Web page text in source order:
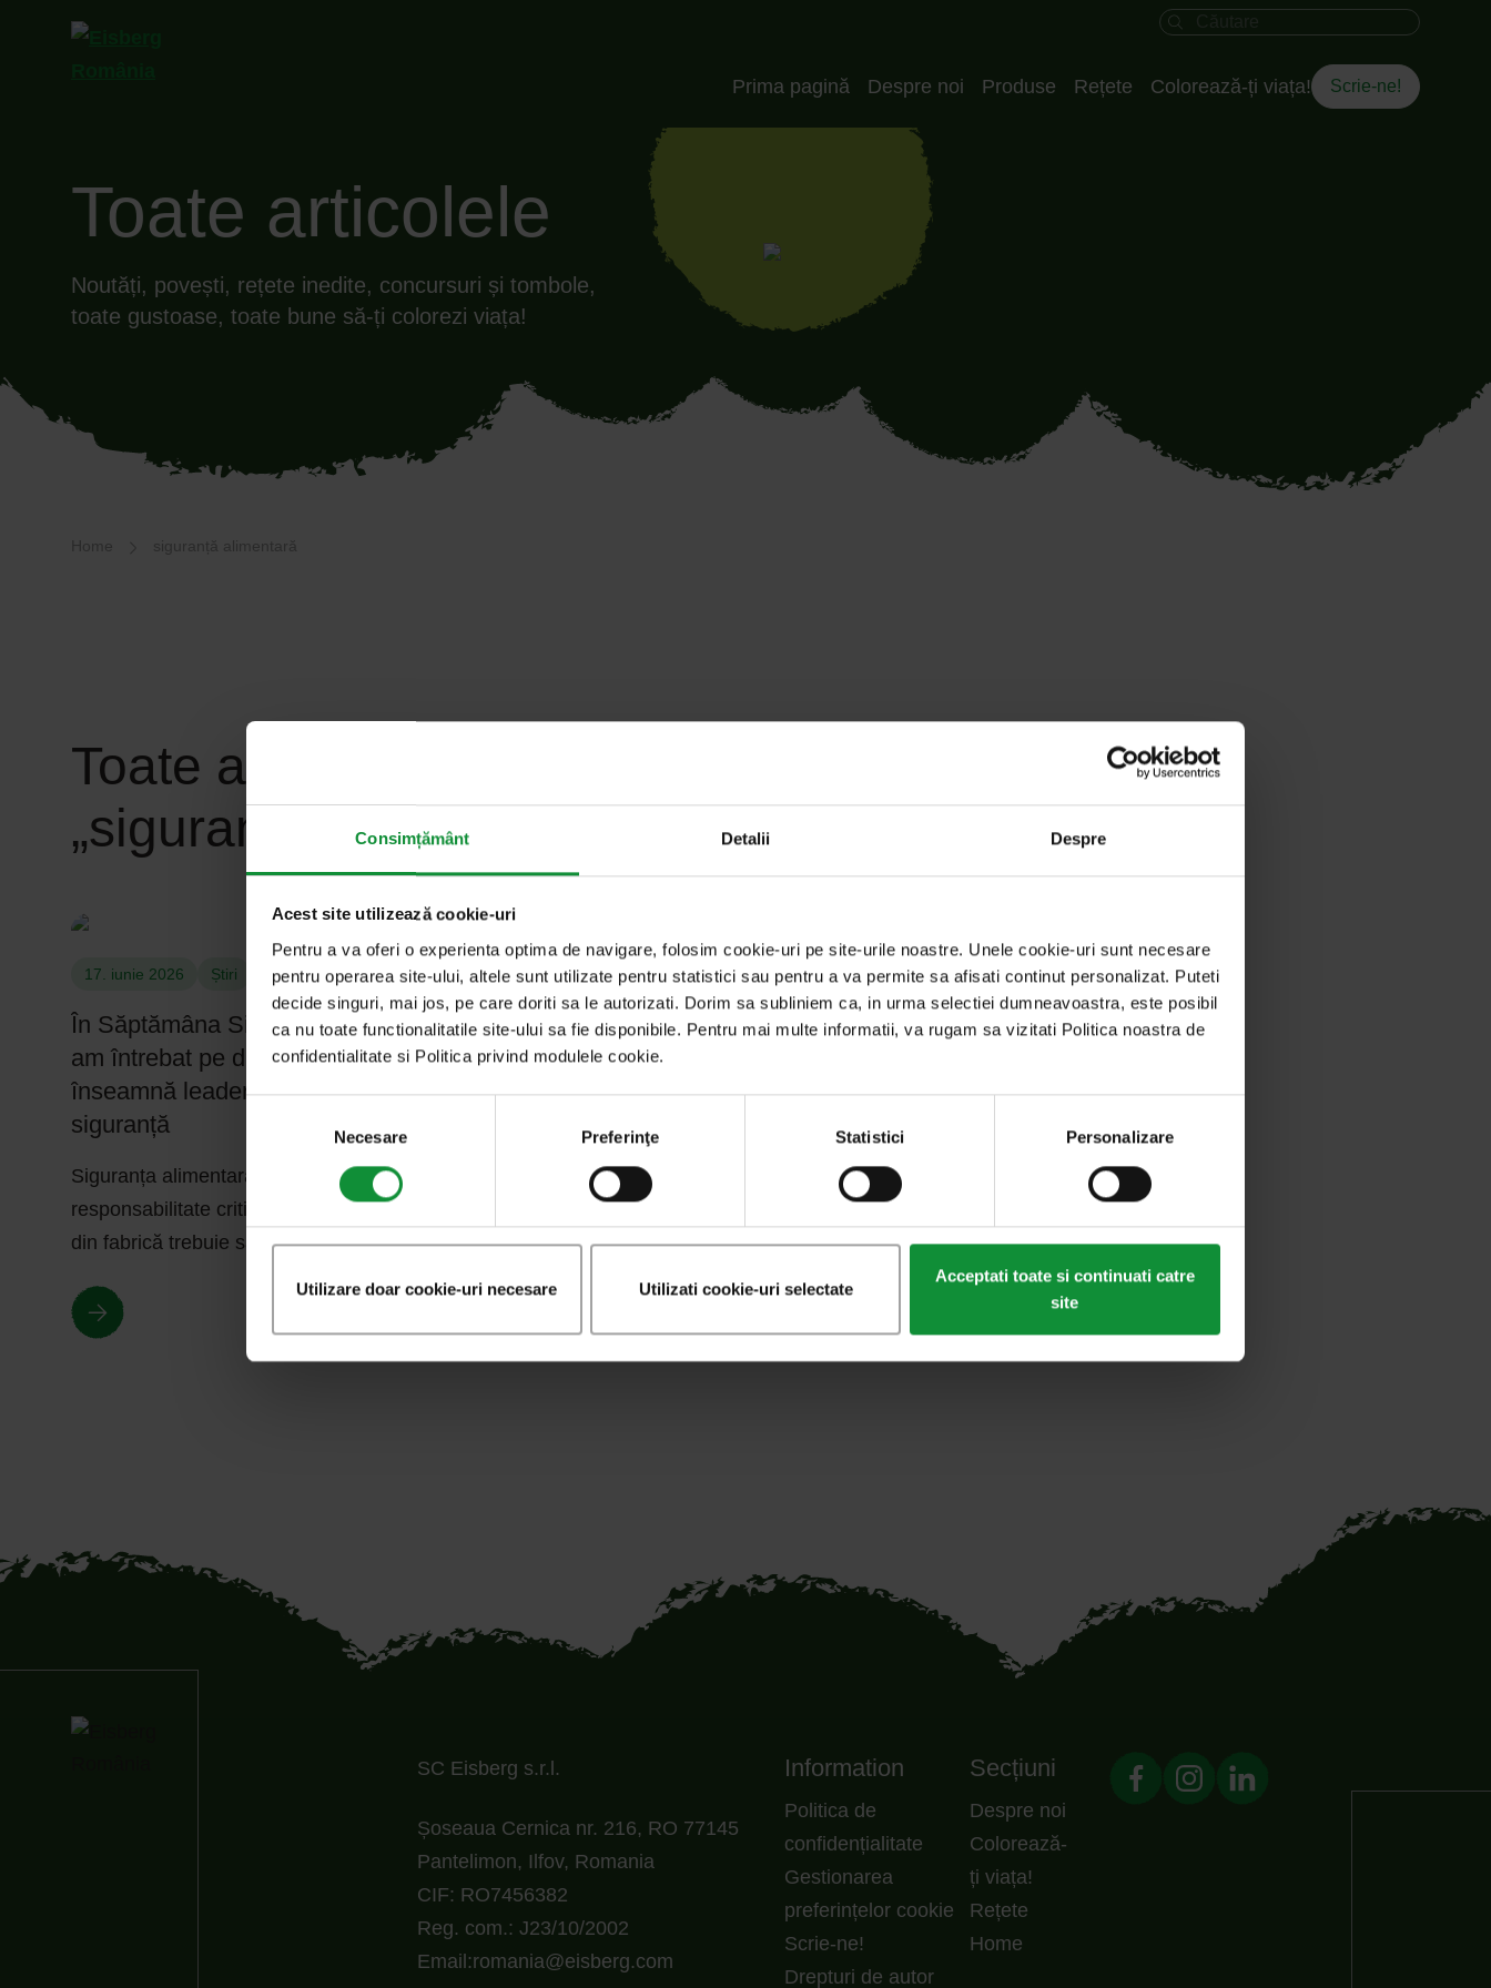
Consimțământ Detalii Despre
Acest site utilizează cookie-uri
Pentru a va oferi o experienta optima de navigare, folosim cookie-uri pe site-urile noastre. Unele cookie-uri sunt necesare
pentru operarea site-ului, altele sunt utilizate pentru statistici sau pentru a va permite sa afisati continut personalizat. Puteti
decide singuri, mai jos, pe care doriti sa le autorizati. Dorim sa subliniem ca, in urma selectiei dumneavoastra, este posibil
ca nu toate functionalitatile site-ului sa fie disponibile. Pentru mai multe informatii, va rugam sa vizitati Politica noastra de
confidentialitate si Politica privind modulele cookie.
consimțământului
Necesare Preferinţe Statistici Personalizare
Utilizare doar cookie-uri necesare Utilizati cookie-uri selectate
Acceptati toate si continuati catre
site
Câmpul de căutare
Header_RO
Prima pagină Despre noi Produse Rețete Colorează-ți viața! Scrie-ne!
Toate articolele
Noutăți, povești, rețete inedite, concursuri și tombole,
toate gustoase, toate bune să-ți colorezi viața!
Toate articolele cu cuvântul cheie
„siguranță alimentară”
Gastro Star. (18.01.2019). Bild Christoph Kaminski (kellenbergerkaminski)
17. iunie 2026
Știri
În Săptămâna Siguranței Alimentare, l-
am întrebat pe directorul general ce
înseamnă leadership în calitate și
siguranță
Siguranța alimentară nu este negociabilă și, ca
responsabilitate critică, fiecare produs care iese
din fabrică trebuie să fie sigur pentru…
SC Eisberg s.r.l.
Șoseaua Cernica nr. 216, RO 77145
Pantelimon, Ilfov, Romania
CIF: RO7456382
Reg. com.: J23/10/2002
Email:romania@eisberg.com
Information
Politica de
confidențialitate
Gestionarea
preferințelor cookie
Scrie-ne!
Drepturi de autor
Secțiuni
Despre noi
Colorează-
ți viața!
Rețete
Home